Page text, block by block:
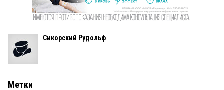
Сикорский Рудольф
Метки